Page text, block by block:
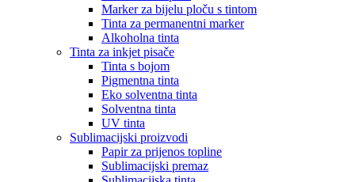
Marker za bijelu ploču s tintom
Tinta za permanentni marker
Alkoholna tinta
Tinta za inkjet pisače
Tinta s bojom
Pigmentna tinta
Eko solventna tinta
Solventna tinta
UV tinta
Sublimacijski proizvodi
Papir za prijenos topline
Sublimacijski premaz